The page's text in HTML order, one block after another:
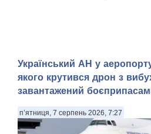
Український АН у
якого крутився дрон з
завантажений
п’ятниця, 7 серпень 2026, 7:27